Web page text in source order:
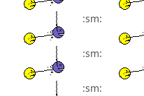
:sm:
:sm:
:sm: